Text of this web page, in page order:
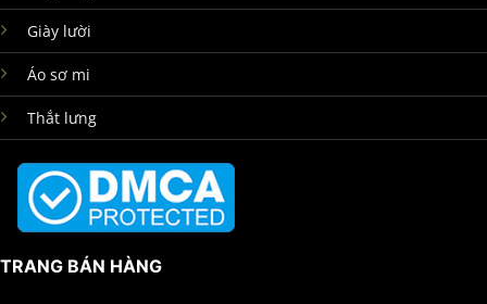
Giày lười
Áo sơ mi
Thắt lưng
TRANG BÁN HÀNG